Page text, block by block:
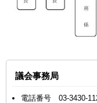
議会事務局
電話番号 03-3430-